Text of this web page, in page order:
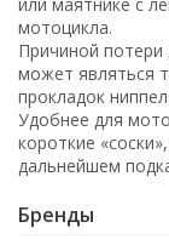
мотоцикла.
Причиной
может являться
прокладок
Удобнее для
короткие
дальнейшем
Бренды